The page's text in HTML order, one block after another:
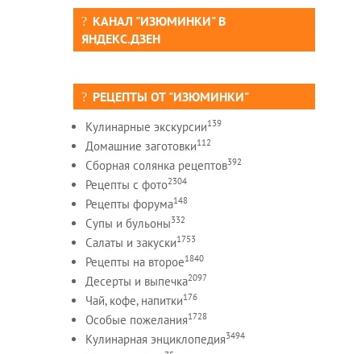
КАНАЛ "ИЗЮМИНКИ" В
ЯНДЕКС.ДЗЕН
РЕЦЕПТЫ ОТ "ИЗЮМИНКИ"
Кулинарные экскурсии139
Домашние заготовки112
Сборная солянка рецептов392
Рецепты c фото2304
Рецепты форума148
Супы и бульоны332
Салаты и закуски1753
Рецепты на второе1840
Десерты и выпечка2097
Чай, кофе, напитки176
Особые пожелания1728
Кулинарная энциклопедия3494